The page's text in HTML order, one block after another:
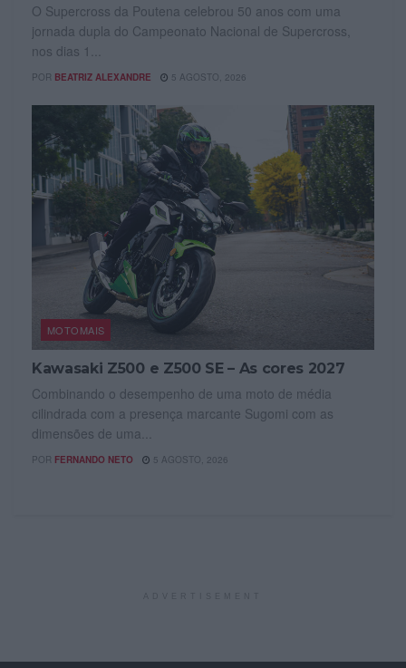
O Supercross da Poutena celebrou 50 anos com uma
jornada dupla do Campeonato Nacional de Supercross,
nos dias 1...
POR BEATRIZ ALEXANDRE 5 AGOSTO, 2026
MOTOMAIS
Kawasaki Z500 e Z500 SE – As cores 2027
Combinando o desempenho de uma moto de média
cilindrada com a presença marcante Sugomi com as
dimensões de uma...
POR FERNANDO NETO 5 AGOSTO, 2026